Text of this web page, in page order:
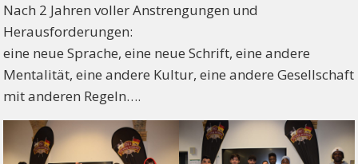
Nach 2 Jahren voller Anstrengungen und
Herausforderungen:
eine neue Sprache, eine neue Schrift, eine andere
Mentalität, eine andere Kultur, eine andere Gesellschaft
mit anderen Regeln….